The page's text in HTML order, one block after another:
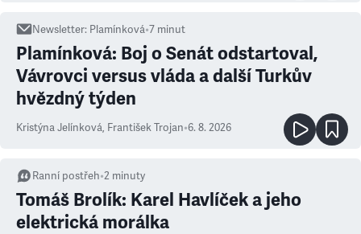
Newsletter: Plamínková•7 minut
Plamínková: Boj o Senát odstartoval,
Vávrovci versus vláda a další Turkův
hvězdný týden
Kristýna Jelínková, František Trojan•6. 8. 2026
Ranní postřeh•2 minuty
Tomáš Brolík: Karel Havlíček a jeho
elektrická morálka